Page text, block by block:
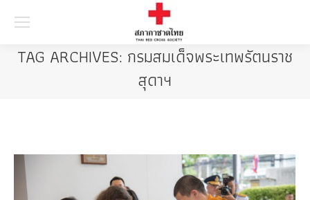
TAG ARCHIVES: กรมสมเด็จพระเทพรัตนราช
สุดาฯ